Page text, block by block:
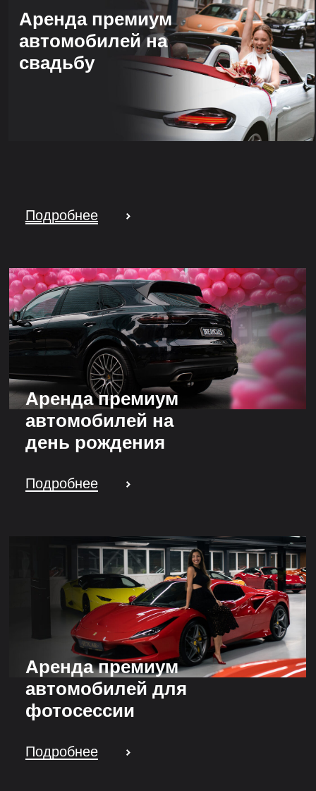
Аренда премиум
автомобилей на
свадьбу
Подробнее
Аренда премиум
автомобилей на
день рождения
Подробнее
Аренда премиум
автомобилей для
фотосессии
Подробнее